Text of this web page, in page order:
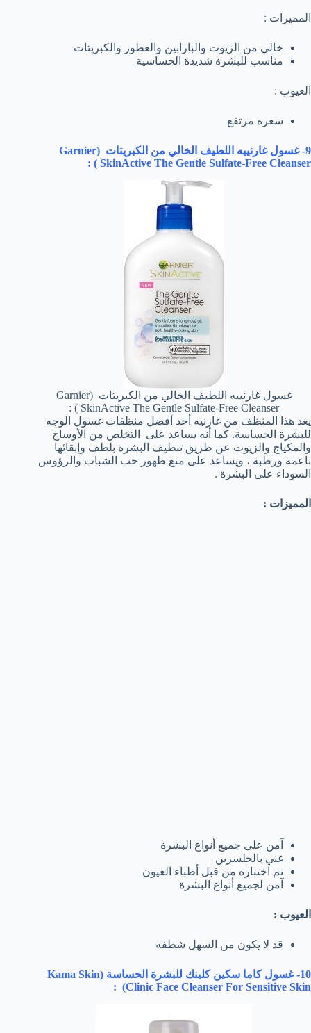
المميزات :
خالي من الزيوت والبارابين والعطور والكبريتات
مناسب للبشرة شديدة الحساسية
العيوب :
سعره مرتفع
9- غسول غارنييه اللطيف الخالي من الكبريتات (
Garnier
SkinActive The Gentle Sulfate-Free Cleanser
) :
غسول غارنييه اللطيف الخالي من الكبريتات (Garnier
SkinActive The Gentle Sulfate-Free Cleanser ) :
يعد هذا المنظف من غارنيه أحد أفضل منظفات غسول الوجه
للبشرة الحساسة. كما أنه يساعد على التخلص من الأوساخ
والمكياج والزيوت عن طريق تنظيف البشرة بلطف وإبقائها
ناعمة ورطبة ، ويساعد على منع ظهور حب الشباب والرؤوس
السوداء على البشرة .
المميزات :
آمن على جميع أنواع البشرة
غني بالجلسرين
تم اختباره من قبل أطباء العيون
آمن لجميع أنواع البشرة
العيوب :
قد لا يكون من السهل شطفه
10- غسول كاما سكين كلينك للبشرة الحساسة (
Kama Skin
Clinic Face Cleanser For Sensitive Skin
) :